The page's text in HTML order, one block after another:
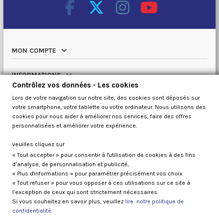
MON COMPTE
INFORMATIONS
NOTRE CATALOGUE
QUI SOMMES NOUS
Contrôlez vos données
Contrôlez vos données - Les cookies
Lors de votre navigation sur notre site, des cookies sont déposés sur
votre smartphone, votre tablette ou votre ordinateur. Nous utilisons des
cookies pour nous aider à améliorer nos services, faire des offres
personnalisées et améliorer votre expérience.
veuilles cliquez sur
« Tout accepter » pour consentir à l'utilisation de cookies à des fins
d’analyse, de personnalisation et publicité,
« Plus d'informations » pour paramétrer précisément vos choix
« Tout refuser » pour vous opposer à ces utilisations sur ce site à
l’exception de ceux qui sont strictement nécessaires.
Si vous souhaitez en savoir plus, veuillez lire notre politique de
confidentialité.